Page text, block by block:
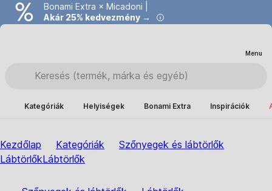
Bonami Extra × Micadoni |
Akár 25% kedvezmény →
Menu
Kategóriák Helyiségek Bonami Extra Inspirációk
Kezdőlap Kategóriák
Szőnyegek és lábtörlők
LábtörlőkLábtörlők